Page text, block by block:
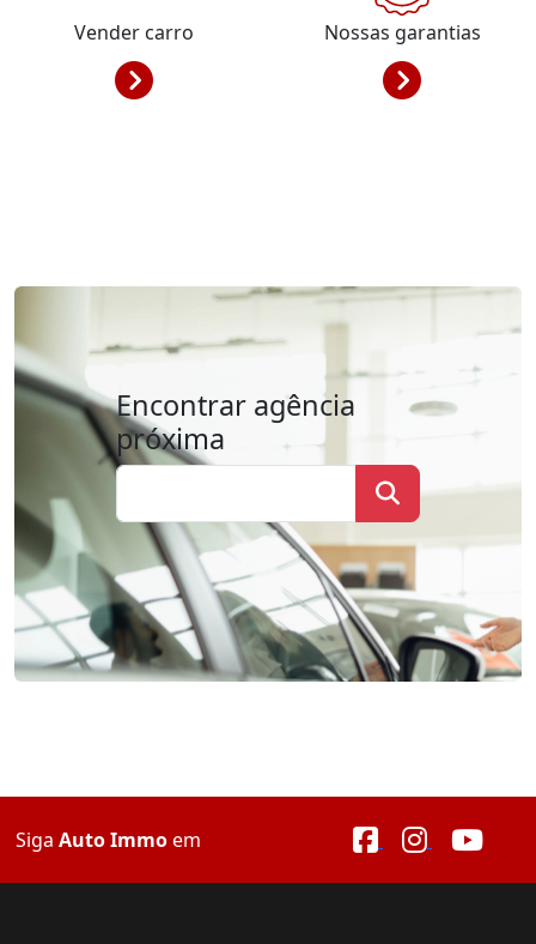
Vender carro Nossas garantias
Encontrar agência
próxima
Siga Auto Immoem